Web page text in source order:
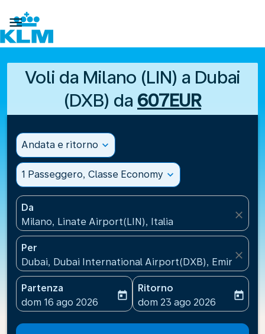

Voli da Milano (LIN) a Dubai
(DXB) da 607EUR
Andata e ritorno expand_more
1 Passeggero, Classe Economy expand_more
Da
Milano, Linate Airport(LIN), Italia
close
Per
Dubai, Dubai International Airport(DXB), Emirati
close
Partenza
fc-booking-departure-date-aria-label
dom 16 ago 2026
today
Ritorno
fc-booking-return-date-
dom 23 ago 2026
today